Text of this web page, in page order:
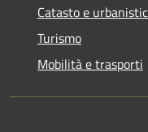
Catasto e
Turismo
Mobilità e trasporti